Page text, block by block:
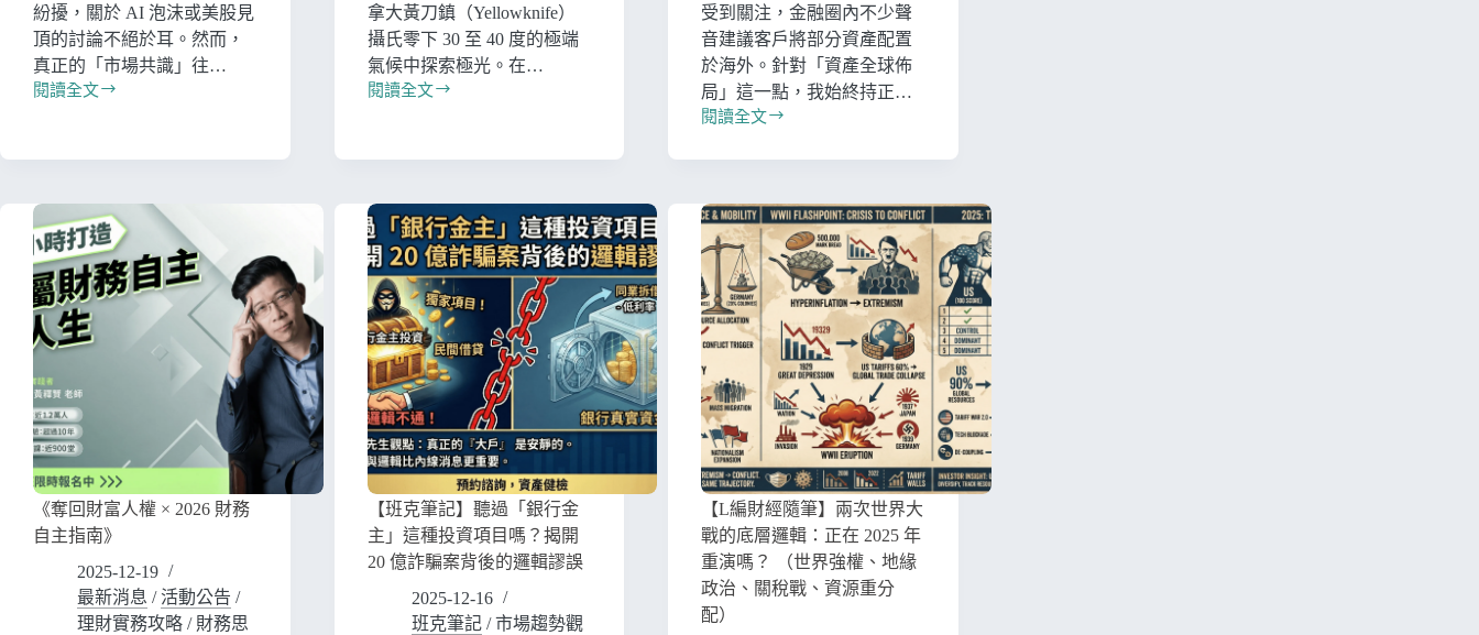
紛擾，關於 AI 泡沫或美股見
頂的討論不絕於耳。然而，
真正的「市場共識」往…
閱讀全文
拿大黃刀鎮（Yellowknife）
攝氏零下 30 至 40 度的極端
氣候中探索極光。在…
閱讀全文
受到關注，金融圈內不少聲
音建議客戶將部分資產配置
於海外。針對「資產全球佈
局」這一點，我始終持正…
閱讀全文
《奪回財富人權 × 2026 財務
自主指南》
2025-12-19
最新消息 / 活動公告 /
理財實務攻略 / 財務思
【班克筆記】聽過「銀行金
主」這種投資項目嗎？揭開
20 億詐騙案背後的邏輯謬誤
2025-12-16
班克筆記/市場趨勢觀
【L編財經隨筆】兩次世界大
戰的底層邏輯：正在 2025 年
重演嗎？ （世界強權、地緣
政治、關稅戰、資源重分
配）